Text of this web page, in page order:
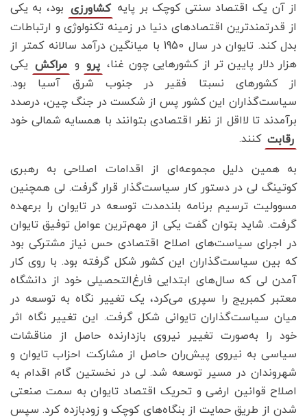
از آن یک اقتصاد سنتی کوچک بر پایه کشاورزی بود، به یکی
از قدرتمندترین اقتصادهای دنیا در زمینه تکنولوژی و ارتباطات
بدل کند. تایوان در سال 1950 با میانگین درآمد سالانه کمتر از
هزار دلار پایین تر از کشورهایی چون غنا، پرو و مراکش یکی
از کشورهای نسبتا فقیر در جنوب شرق آسیا بود.
سیاست‌گذاران این کشور پس از شکست در جنگ چین، درصدد
برآمدند تا لااقل از نظر اقتصادی بتوانند با همسایه شمالی خود
رقابت کنند.
به همین دلیل مجموعه‌ای از اقدامات اصلاحی به رهبری
کوتینگ لی در دستور کار سیاست‌گذار قرار گرفت. لی همچنین
مسوولیت ترسیم برنامه بلندمدت توسعه در تایوان را برعهده
گرفت. شاید بتوان گفت یکی از مهم‌ترین عوامل توفیق تایوان
در اجرای سیاست‌های اصلاح اقتصادی حس نیاز مشترکی بود
که بین سیاست‌گذاران این کشور شکل گرفته بود. با روی کار
آمدن لی که سال‌های ابتدایی فارغ‌التحصیلی خود از دانشگاه
معتبر کمبریج را سپری می‌کرد، یک تغییر نگاه به توسعه در
میان سیاست‌گذاران تایوانی شکل گرفت. این تغییر نگاه اثر
خود را به‌صورت تغییر نیروی بازدارنده حاصل از مناقشات
سیاسی به نیروی پیش‌ران حاصل از مشارکت احزاب تایوان و
شهروندان در مسیر توسعه شد. لی در نخستین گام اقدام به
اصلاح قوانین ارضی و تحریک اقتصاد تایوان به سمت صنعتی
شدن از طریق حمایت از بنگاه‌های کوچک و زود‌بازده کرد. سپس